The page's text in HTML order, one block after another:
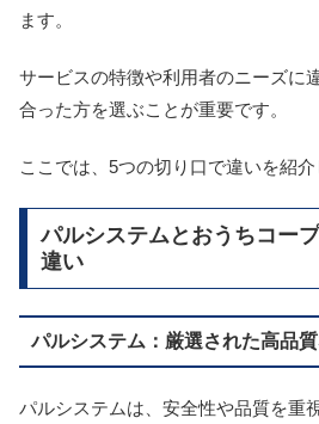
ます。
サービスの特徴や利用者のニーズに
合った方を選ぶことが重要です。
ここでは、5つの切り口で違いを紹介
パルシステムとおうちコー
違い
パルシステム：厳選された高品
パルシステムは、安全性や品質を重